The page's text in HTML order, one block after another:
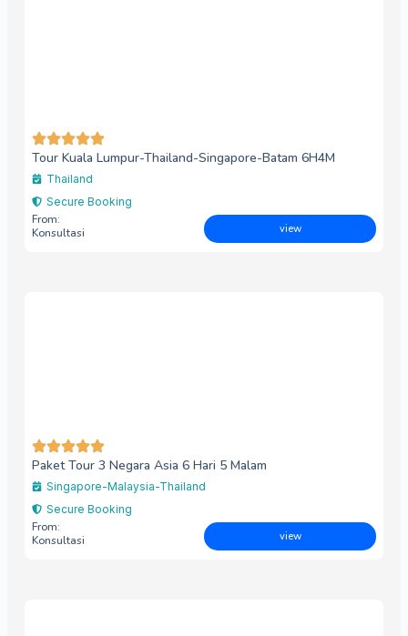
Tour Kuala Lumpur-Thailand-Singapore-Batam 6H4M
Thailand
Secure Booking
From:
Konsultasi
view
Paket Tour 3 Negara Asia 6 Hari 5 Malam
Singapore-Malaysia-Thailand
Secure Booking
From:
Konsultasi
view